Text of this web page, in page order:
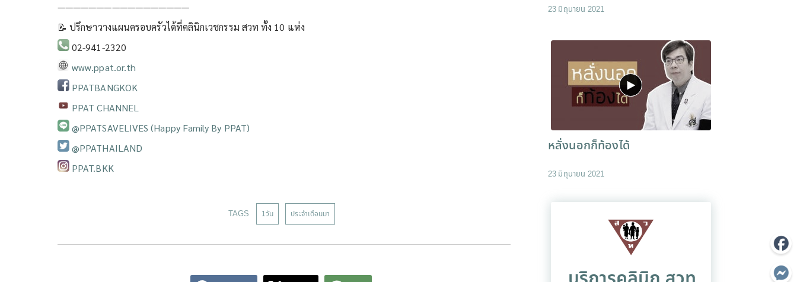
—————————————————
📝 ปรึกษาวางแผนครอบครัวได้ที่คลินิกเวชกรรม สวท ทั้ง 10 แห่ง
02-941-2320
www.ppat.or.th
PPATBANGKOK
PPAT CHANNEL
@PPATSAVELIVES (Happy Family By PPAT)
@PPATHAILAND
PPAT.BKK
TAGS 1วัน ประจำเดือนมา
23 มิถุนายน 2021
หลั่งนอกก็ท้องได้
23 มิถุนายน 2021